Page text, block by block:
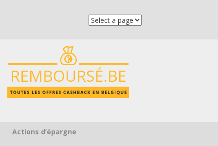
Skip to content
Actions d’épargne